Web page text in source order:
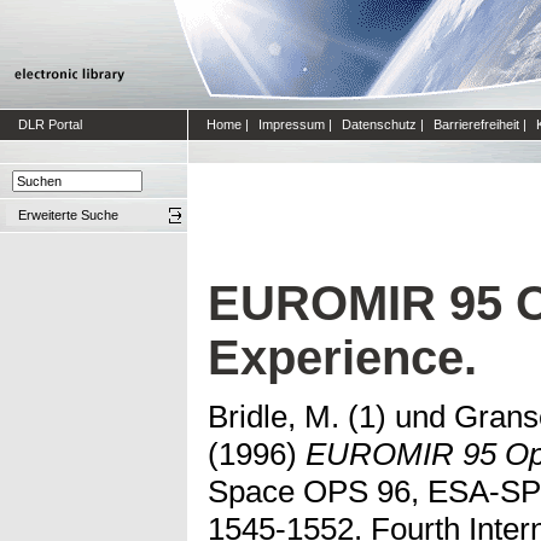
DLR Portal Home | Impressum | Datenschutz | Barrierefreiheit |
Erweiterte Suche
EUROMIR 95
Experience.
Bridle, M. (1) und
(1996) EUROMIR 95
Space OPS 96, ESA-
1545-1552. Fourth